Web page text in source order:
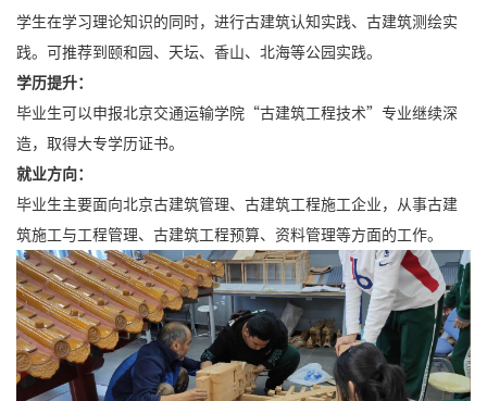
学生在学习理论知识的同时，进行古建筑认知实践、古建筑测绘实
践。可推荐到颐和园、天坛、香山、北海等公园实践。
学历提升：
毕业生可以申报北京交通运输学院“古建筑工程技术”专业继续深
造，取得大专学历证书。
就业方向：
毕业生主要面向北京古建筑管理、古建筑工程施工企业，从事古建
筑施工与工程管理、古建筑工程预算、资料管理等方面的工作。